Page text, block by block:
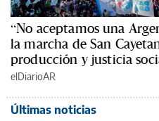
“No aceptamos una
la marcha de San
producción y justicia
elDiarioAR
Últimas noticias